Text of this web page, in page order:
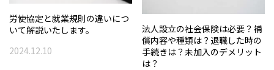
労使協定と就業規則の違いにつ
いて解説いたします。
2024.12.10
法人設立の社会保険は必要？補
償内容や種類は？退職した時の
手続きは？未加入のデメリット
は？